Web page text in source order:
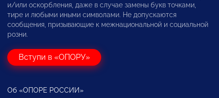
и/или оскорбления, даже в случае замены букв точками,
тире и любыми иными символами. Не допускаются
сообщения, призывающие к межнациональной и социальной
розни.
Вступи в «ОПОРУ»
Об «ОПОРЕ РОССИИ»